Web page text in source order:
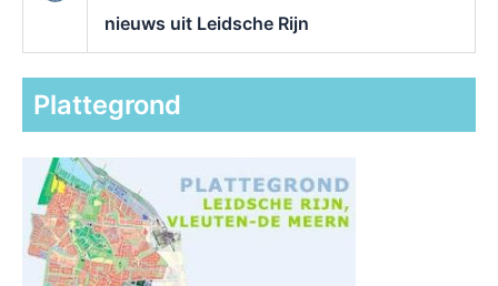
nieuws uit Leidsche Rijn
Plattegrond